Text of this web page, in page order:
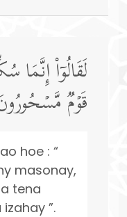
لَقَالُوۤا۟
قَوۡمࣱ
hoe : “
masonay,
tena
”.